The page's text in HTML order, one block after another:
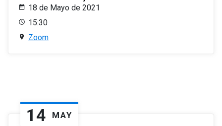
18 de Mayo de 2021
15:30
Zoom
14 MAY